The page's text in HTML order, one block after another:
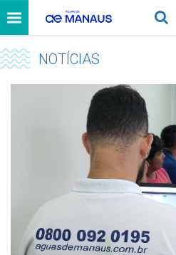
NOTÍCIAS